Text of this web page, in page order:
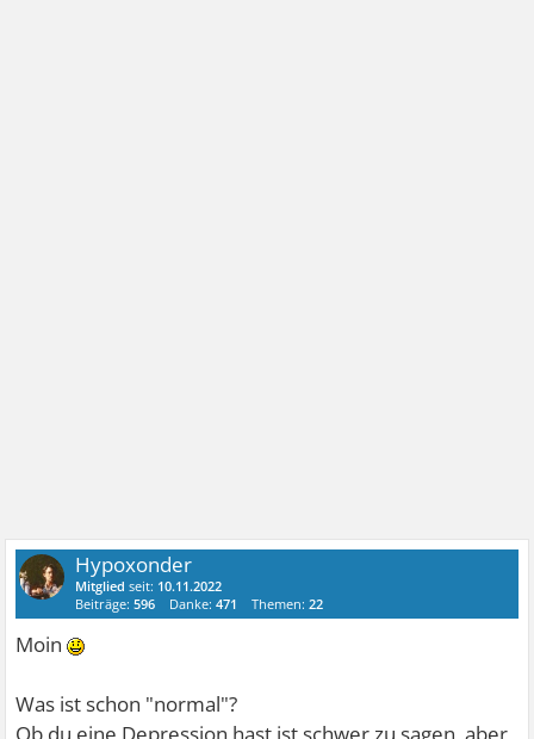
Hypoxonder
Mitglied seit: 10.11.2022
Beiträge:596 Danke:471 Themen:22
Moin
Was ist schon "normal"?